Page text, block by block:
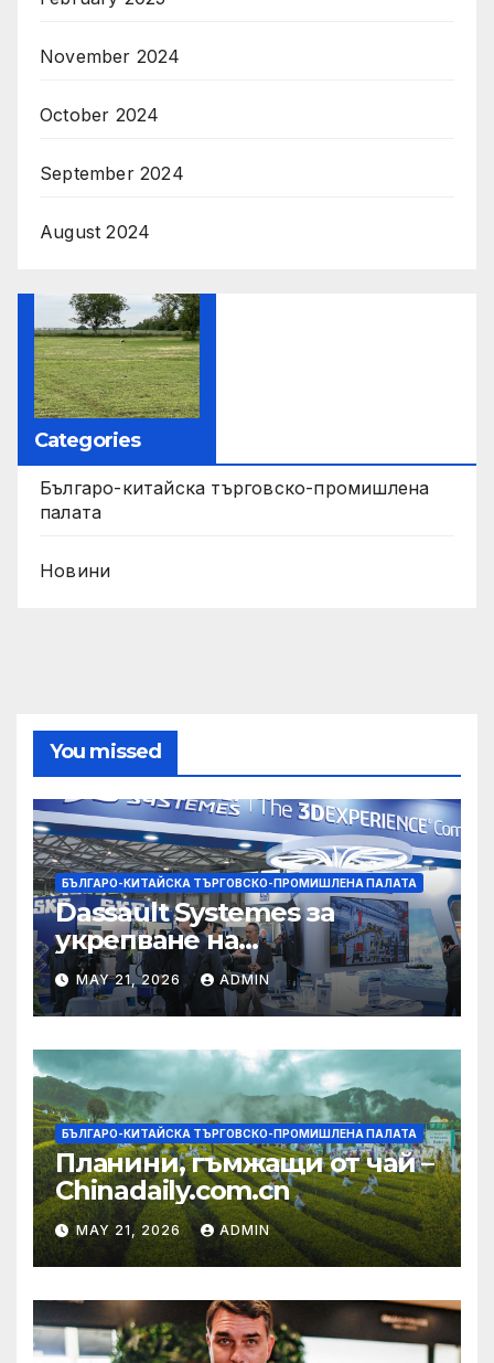
November 2024
October 2024
September 2024
August 2024
Categories
Българо-китайска търговско-промишлена
палата
Новини
You missed
БЪЛГАРО-КИТАЙСКА ТЪРГОВСКО-ПРОМИШЛЕНА ПАЛАТА
Dassault Systemes за
укрепване на
изграждането на AI
екосистема в Китай
MAY 21, 2026 ADMIN
БЪЛГАРО-КИТАЙСКА ТЪРГОВСКО-ПРОМИШЛЕНА ПАЛАТА
Планини, гъмжащи от чай –
Chinadaily.com.cn
MAY 21, 2026 ADMIN